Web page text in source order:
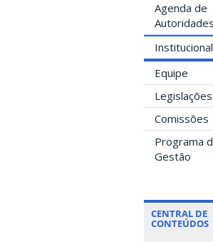
Agenda de
Autoridades
Institucional
Equipe
Legislações
Comissões
Programa
Gestão
CENTRAL DE
CONTEÚDOS